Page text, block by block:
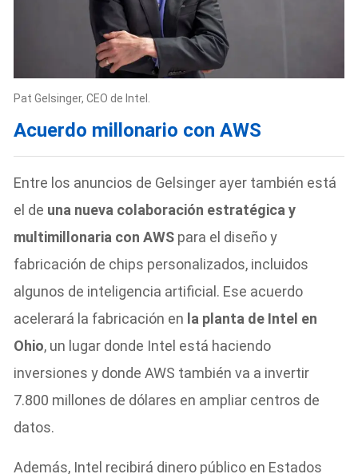
Pat Gelsinger, CEO de Intel.
Acuerdo millonario con AWS
Entre los anuncios de Gelsinger ayer también está
el de una nueva colaboración estratégica y
multimillonaria con AWS para el diseño y
fabricación de chips personalizados, incluidos
algunos de inteligencia artificial. Ese acuerdo
acelerará la fabricación en la planta de Intel en
Ohio, un lugar donde Intel está haciendo
inversiones y donde AWS también va a invertir
7.800 millones de dólares en ampliar centros de
datos.
Además, Intel recibirá dinero público en Estados